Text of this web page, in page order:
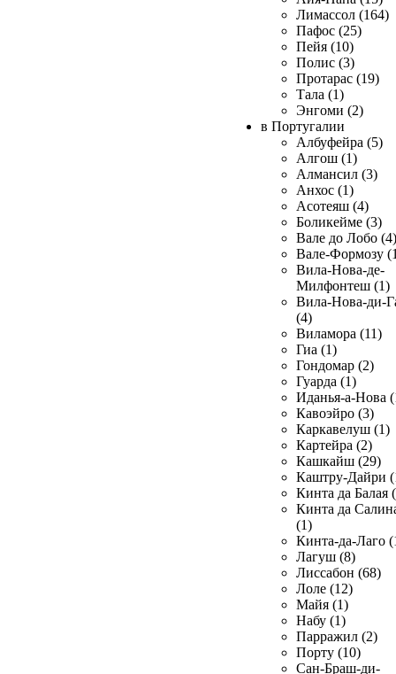
Лимассол (164)
Пафос (25)
Пейя (10)
Полис (3)
Протарас (19)
Тала (1)
Энгоми (2)
в Португалии
Албуфейра (5)
Алгош (1)
Алмансил (3)
Анхос (1)
Асотеяш (4)
Боликейме (3)
Вале до Лобо (4)
Вале-Формозу
Вила-Нова-де-
Милфонтеш (1)
Вила-Нова-ди-
(4)
Виламора (11)
Гиа (1)
Гондомар (2)
Гуарда (1)
Иданья-а-Нова
Кавоэйро (3)
Каркавелуш (1)
Картейра (2)
Кашкайш (29)
Каштру-Дайри
Кинта да Балая
Кинта да
(1)
Кинта-да-Лаго
Лагуш (8)
Лиссабон (68)
Лоле (12)
Майя (1)
Набу (1)
Парражил (2)
Порту (10)
Сан-Браш-ди-